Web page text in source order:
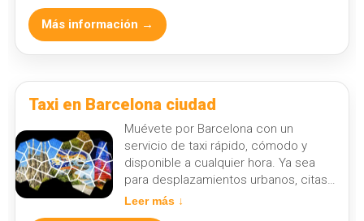
viajeros, familias y clientes de
negocios que buscan llegar a tiempo
Más información →
Taxi en Barcelona ciudad
Muévete por Barcelona con un
servicio de taxi rápido, cómodo y
disponible a cualquier hora. Ya sea
para desplazamientos urbanos, citas,
compras, ocio o trayectos cotidianos,
Leer más ↓